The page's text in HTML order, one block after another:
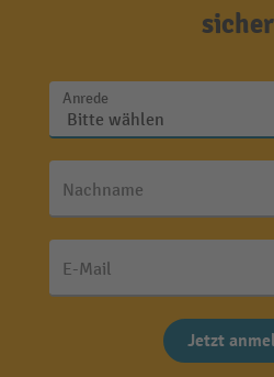
Anrede
Nachname
E-Mail
Jetzt